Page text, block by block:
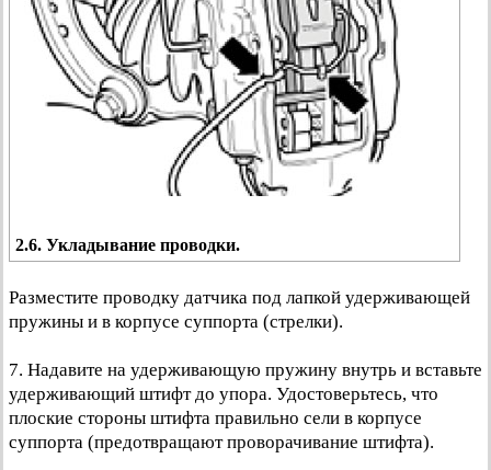
2.6. Укладывание проводки.
Разместите проводку датчика под лапкой удерживающей
пружины и в корпусе суппорта (стрелки).
7. Надавите на удерживающую пружину внутрь и вставьте
удерживающий штифт до упора. Удостоверьтесь, что
плоские стороны штифта правильно сели в корпусе
суппорта (предотвращают проворачивание штифта).